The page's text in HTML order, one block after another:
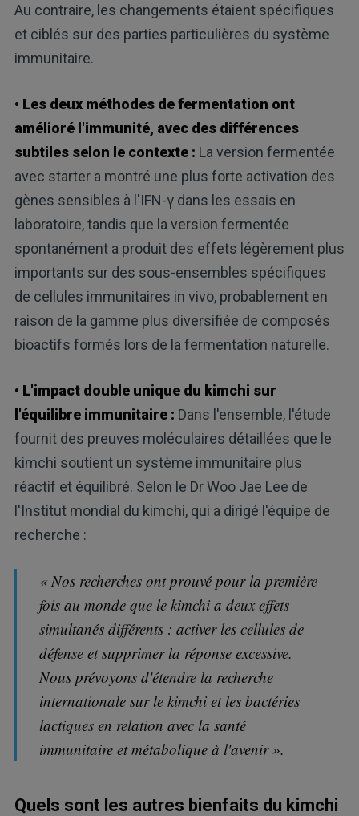
Au contraire, les changements étaient spécifiques
et ciblés sur des parties particulières du système
immunitaire.
• Les deux méthodes de fermentation ont
amélioré l'immunité, avec des différences
subtiles selon le contexte : La version fermentée
avec starter a montré une plus forte activation des
gènes sensibles à l'IFN-γ dans les essais en
laboratoire, tandis que la version fermentée
spontanément a produit des effets légèrement plus
importants sur des sous-ensembles spécifiques
de cellules immunitaires in vivo, probablement en
raison de la gamme plus diversifiée de composés
bioactifs formés lors de la fermentation naturelle.
• L'impact double unique du kimchi sur
l'équilibre immunitaire : Dans l'ensemble, l'étude
fournit des preuves moléculaires détaillées que le
kimchi soutient un système immunitaire plus
réactif et équilibré. Selon le Dr Woo Jae Lee de
l'Institut mondial du kimchi, qui a dirigé l'équipe de
recherche :
« Nos recherches ont prouvé pour la première
fois au monde que le kimchi a deux effets
simultanés différents : activer les cellules de
défense et supprimer la réponse excessive.
Nous prévoyons d'étendre la recherche
internationale sur le kimchi et les bactéries
lactiques en relation avec la santé
immunitaire et métabolique à l'avenir ».
Quels sont les autres bienfaits du kimchi